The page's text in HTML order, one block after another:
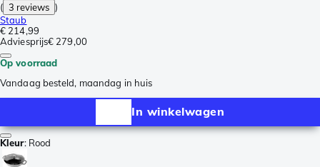
( 3 reviews )
Staub
€ 214,99
Adviesprijs€ 279,00
Op voorraad
Vandaag besteld, maandag in huis
In winkelwagen
Kleur: Rood